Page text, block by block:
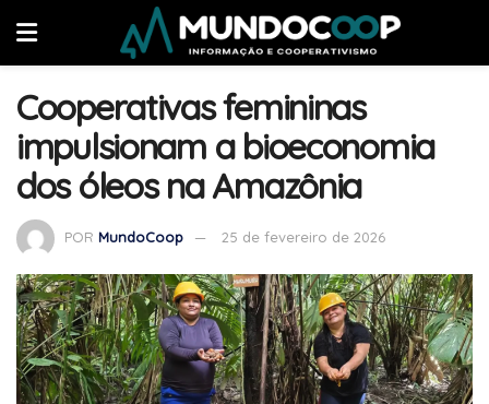
Cooperativas femininas
impulsionam a bioeconomia
dos óleos na Amazônia
POR MundoCoop 25 de fevereiro de 2026